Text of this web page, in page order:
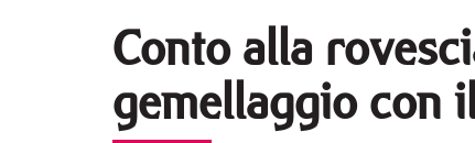
Conto alla
gemellaggio con